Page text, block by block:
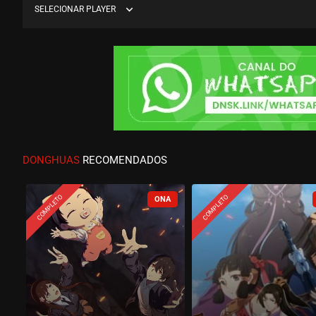
SELECIONAR PLAYER expand_more
DONGHUAS RECOMENDADOS
COMPLETO COMPLETO